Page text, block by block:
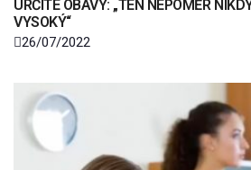
URČITÉ OBAVY: „TEN NEPOMĚR
VYSOKÝ“
26/07/2022